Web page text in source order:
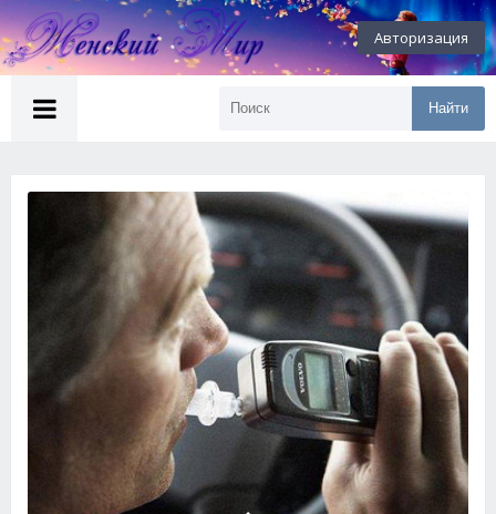
Авторизация
Найти